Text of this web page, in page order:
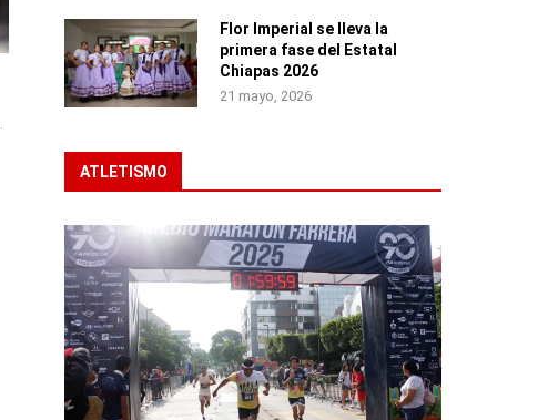
Flor Imperial se lleva la
primera fase del Estatal
Chiapas 2026
21 mayo, 2026
ATLETISMO